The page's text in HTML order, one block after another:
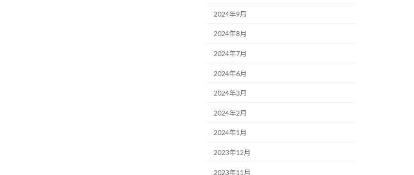
2024年9月
2024年8月
2024年7月
2024年6月
2024年3月
2024年2月
2024年1月
2023年12月
2023年11月